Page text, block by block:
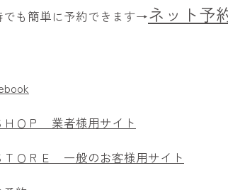
でも簡単に予約できます→ネット予
ＯＰ 業者様用サイト
ＯＲＥ 一般のお客様用サイト